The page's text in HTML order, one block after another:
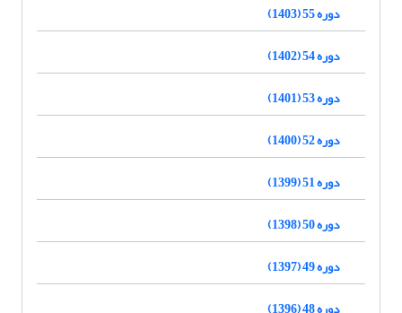
دوره 55 (1403)
دوره 54 (1402)
دوره 53 (1401)
دوره 52 (1400)
دوره 51 (1399)
دوره 50 (1398)
دوره 49 (1397)